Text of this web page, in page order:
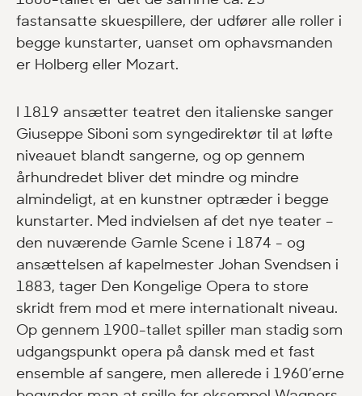
fastansatte skuespillere, der udfører alle roller i
begge kunstarter, uanset om ophavsmanden
er Holberg eller Mozart.
I 1819 ansætter teatret den italienske sanger
Giuseppe Siboni som syngedirektør til at løfte
niveauet blandt sangerne, og op gennem
århundredet bliver det mindre og mindre
almindeligt, at en kunstner optræder i begge
kunstarter. Med indvielsen af det nye teater –
den nuværende Gamle Scene i 1874 - og
ansættelsen af kapelmester Johan Svendsen i
1883, tager Den Kongelige Opera to store
skridt frem mod et mere internationalt niveau.
Op gennem 1900-tallet spiller man stadig som
udgangspunkt opera på dansk med et fast
ensemble af sangere, men allerede i 1960’erne